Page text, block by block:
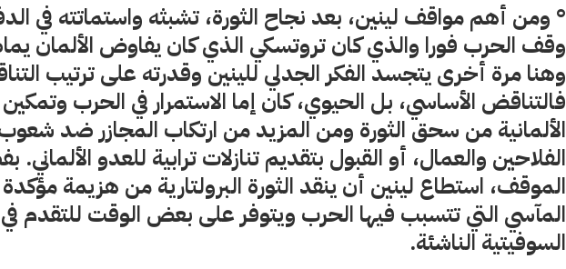
° ومن أهم مواقف لينين، بعد نجاح الثورة، تشبثه واستماتته في
وقف الحرب فورا والذي كان تروتسكي الذي كان يفاوض الألمان
وهنا مرة أخرى يتجسد الفكر الجدلي للينين وقدرته على ترتيب
فالتناقض الأساسي، بل الحيوي، كان إما الاستمرار في الحرب
الألمانية من سحق الثورة ومن المزيد من ارتكاب المجازر ضد
الفلاحين والعمال، أو القبول بتقديم تنازلات ترابية للعدو
الموقف، استطاع لينين أن ينقد الثورة البرولتارية من هزيمة
المآسي التي تتسبب فيها الحرب ويتوفر على بعض الوقت للتقدم في
السوفيتية الناشئة.